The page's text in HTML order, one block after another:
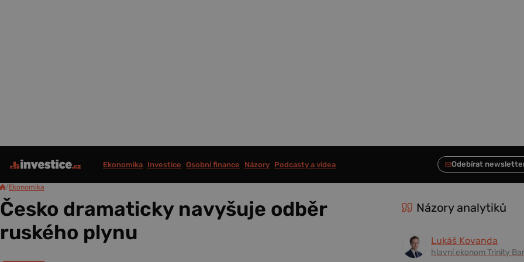
Ekonomika Investice Osobní finance Názory Podcasty a videa
/Ekonomika
Česko dramaticky navyšuje odběr
ruského plynu
Názory analytiků
Lukáš Kovanda
hlavní ekonom Trinity